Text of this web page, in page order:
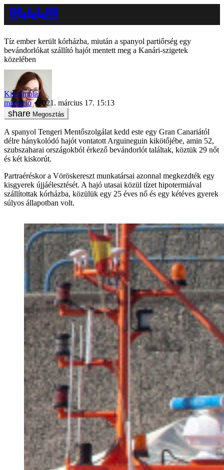
Tíz ember került kórházba, miután a spanyol partiőrség egy
bevándorlókat szállító hajót mentett meg a Kanári-szigetek
közelében
Kiss Imola
migráció
2021. március 17. 15:13
Megosztás
A spanyol Tengeri Mentőszolgálat kedd este egy Gran Canariától
délre hánykolódó hajót vontatott Arguineguin kikötőjébe, amin 52,
szubszaharai országokból érkező bevándorlót találtak, köztük 29 nőt
és két kiskorút.
Partraéréskor a Vöröskereszt munkatársai azonnal megkezdték egy
kisgyerek újjáélesztését. A hajó utasai közül tízet hipotermiával
szállítottak kórházba, közülük egy 25 éves nő és egy kétéves gyerek
súlyos állapotban volt.